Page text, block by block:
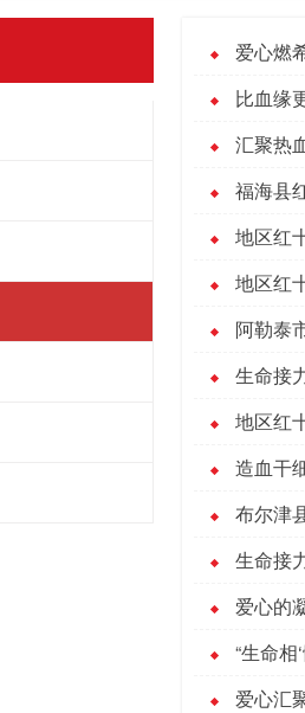
爱心燃
比血缘
汇聚热
福海县
地区红
地区红
阿勒泰
生命接
地区红
造血干
布尔津
生命接
爱心的
“生命相
爱心汇